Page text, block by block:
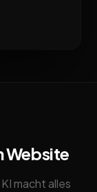
Website
macht alles